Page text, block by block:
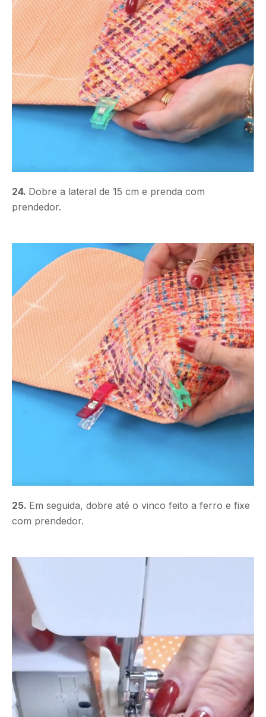
24. Dobre a lateral de 15 cm e prenda com
prendedor.
25. Em seguida, dobre até o vinco feito a ferro e fixe
com prendedor.